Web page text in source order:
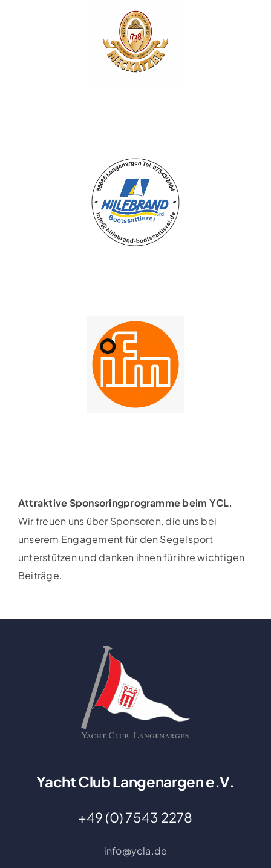
Attraktive Sponsoringprogramme beim YCL.
Wir freuen uns über Sponsoren, die uns bei
unserem Engagement für den Segelsport
unterstützen und danken ihnen für ihre wichtigen
Beiträge.
Yacht Club Langenargen e.V.
+49 (0) 7543 2278
info@ycla.de